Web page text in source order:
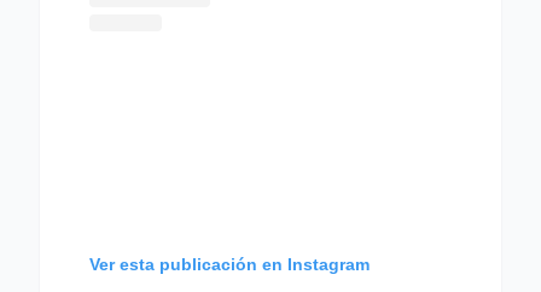
Ver esta publicación en Instagram